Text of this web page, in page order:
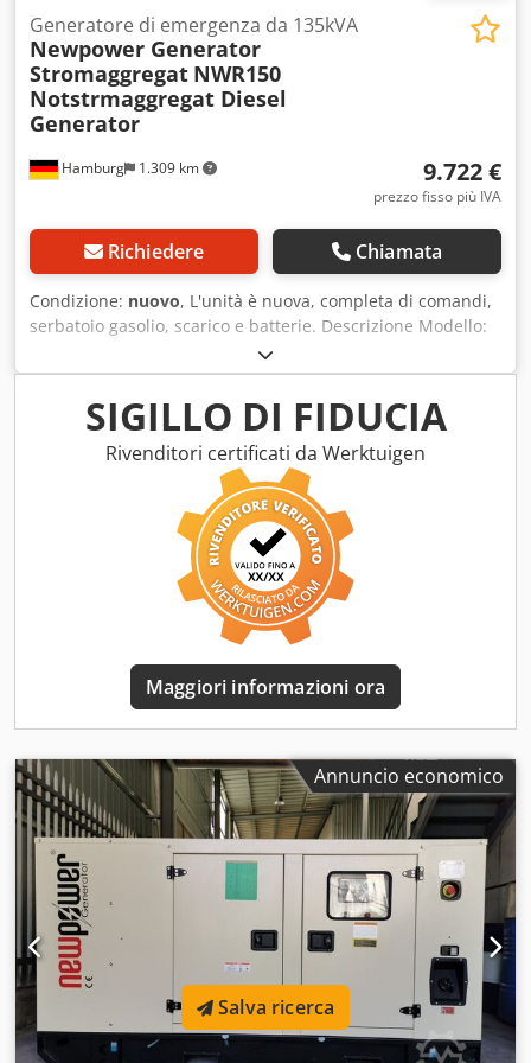
dati e il vostro indirizzo completo Credpfx Anoi Nq Srjkef
Hamburg 1.309 km
Generatore di emergenza da 135kVA
Newpower Generator
Stromaggregat NWR150
Notstrmaggregat Diesel
Generator
9.722 €
prezzo fisso più IVA
Richiedere Chiamata
Condizione: nuovo, L'unità è nuova, completa di comandi,
serbatoio gasolio, scarico e batterie. Descrizione Modello:
NWR150 Ricardo Motor Gruppo elettrogeno Newpower
Potenza continua: 135 kVA / 108 kW Potenza massima:
150kVA / 120kW Motore: Kofo RICardo R6105AZLDS, 6
cilindri raffreddato ad acqua Collegamento: interruttore
automatico, collegamento diretto a 5 fili Frequenza: 50 Hz
Tensione: 400/230 V compreso il controllo meccanico della
velocità, AVR, caricabatterie, insonorizzazione,
scaldabagno di raffreddamento, Unità di controllo: Comap
AMF8, alimentazione da rete Dimensioni: 3030x1130x1810
mm Peso: circa 1650 kg Serbatoio gasolio: ca. 245L Al 100%
di carico: circa 27,8 L/h Al 75% di carico: circa 18,1 L/h Al
50% di carico: circa 14,0 L/h Monitoraggio della rete,
immissione in rete, insonorizzazione Pronto per l'uso
immediato. costi aggiuntivi Interruttore automatico 250A :
€ 1080 IVA esclusa Prese - A richiesta Crodpfxomdn Rhj
Ankjf Spedizione: - Il trasporto in tutto il mondo, incluso lo
quotare un prezzo esatto del trasporto, vi preghiamo di
inviarci una richiesta con i vostri dati e il vostro indirizzo
completo
SIGILLO DI FIDUCIA
Rivenditori certificati da Werktuigen
Maggiori informazioni ora
Annuncio economico
Salva ricerca